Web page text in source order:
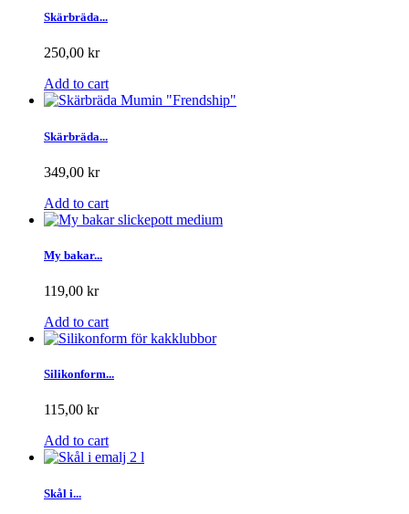
Skärbräda...
250,00 kr
Add to cart
Skärbräda...
349,00 kr
Add to cart
My bakar...
119,00 kr
Add to cart
Silikonform...
115,00 kr
Add to cart
Skål i...